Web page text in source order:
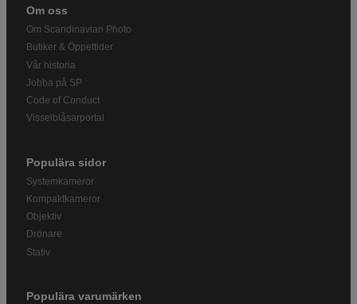
Om oss
Om Scandinavian Photo
Butiker & Öppettider
Vår historia
Jobba på SP
Code of Conduct
Visselblåsarportal
Populära sidor
Systemkameror
Kompaktkameror
Objektiv
Drönare
Stativ
Populära varumärken